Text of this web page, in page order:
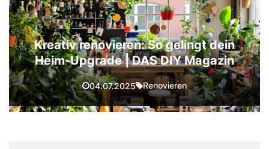
Kreativ renovieren: So gelingt dein
Heim-Upgrade | DAS DIY Magazin
04.07.2025 Renovieren